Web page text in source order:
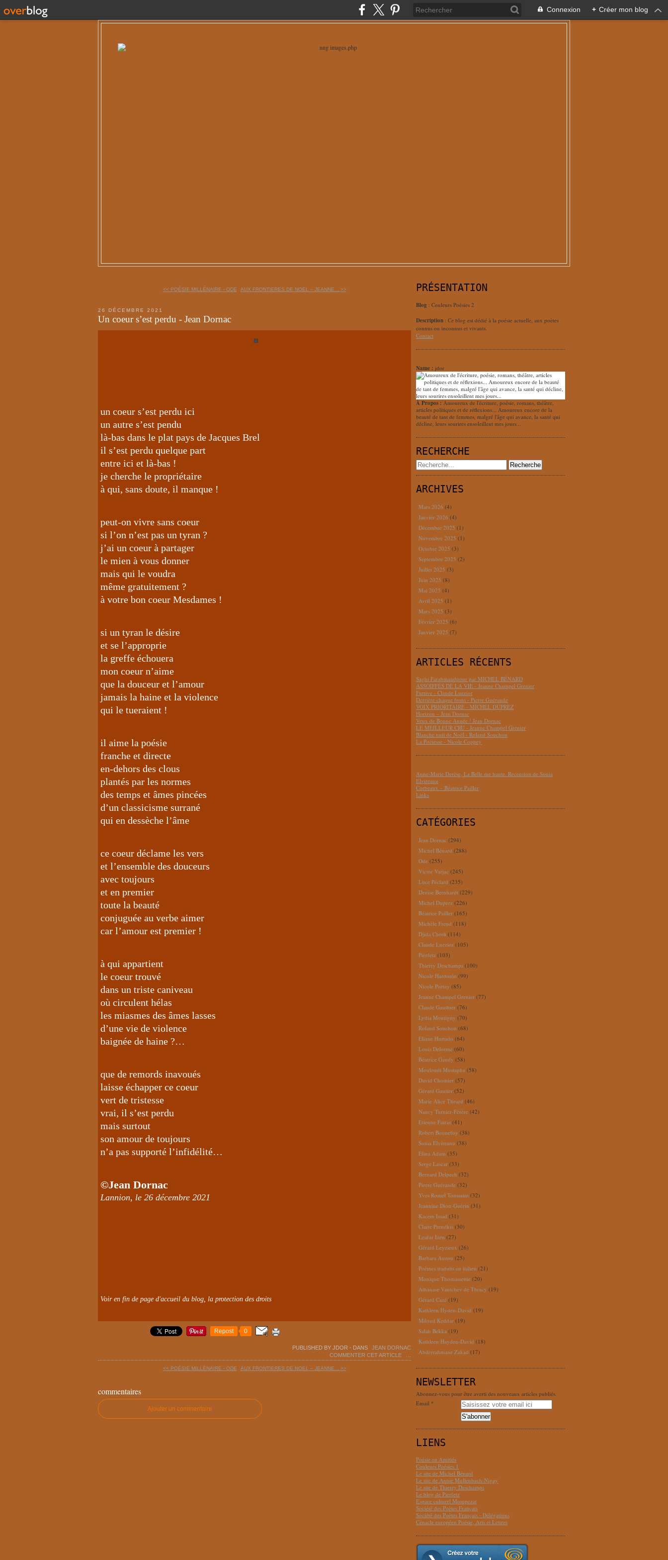
Connexion + Créer mon blog
<< POÉSIE MILLÉNAIRE - ODE AUX FRONTIERES DE NOEL – JEANNE... >>
26 DÉCEMBRE 2021
Un coeur s’est perdu - Jean Dornac
un coeur s’est perdu ici
un autre s’est pendu
là-bas dans le plat pays de Jacques Brel
il s’est perdu quelque part
entre ici et là-bas !
je cherche le propriétaire
à qui, sans doute, il manque !
peut-on vivre sans coeur
si l’on n’est pas un tyran ?
j’ai un coeur à partager
le mien à vous donner
mais qui le voudra
même gratuitement ?
à votre bon coeur Mesdames !
si un tyran le désire
et se l’approprie
la greffe échouera
mon coeur n’aime
que la douceur et l’amour
jamais la haine et la violence
qui le tueraient !
il aime la poésie
franche et directe
en-dehors des clous
plantés par les normes
des temps et âmes pincées
d’un classicisme surrané
qui en dessèche l’âme
ce coeur déclame les vers
et l’ensemble des douceurs
avec toujours
et en premier
toute la beauté
conjuguée au verbe aimer
car l’amour est premier !
à qui appartient
le coeur trouvé
dans un triste caniveau
où circulent hélas
les miasmes des âmes lasses
d’une vie de violence
baignée de haine ?…
que de remords inavoués
laisse échapper ce coeur
vert de tristesse
vrai, il s’est perdu
mais surtout
son amour de toujours
n’a pas supporté l’infidélité…
©Jean Dornac
Lannion, le 26 décembre 2021
Voir en fin de page d'accueil du blog, la protection des droits
Repost 0
PUBLISHED BY JDOR - DANS
JEAN DORNAC
COMMENTER CET ARTICLE
<< POÉSIE MILLÉNAIRE - ODE AUX FRONTIERES DE NOEL – JEANNE... >>
commentaires
Ajouter un commentaire
PRÉSENTATION
Blog : Couleurs Poésies 2
Description : Ce blog est dédié à la poésie actuelle, aux poètes
connus ou inconnus et vivants.
Contact
Name : jdor
À Propos : Amoureux de l'écriture, poésie, romans, théâtre,
articles politiques et de réflexions... Amoureux encore de la
beauté de tant de femmes, malgré l'âge qui avance, la santé qui
décline, leurs sourires ensoleillent mes jours...
RECHERCHE
ARCHIVES
Mars 2026 (4)
Janvier 2026 (4)
Décembre 2025 (1)
Novembre 2025 (1)
Octobre 2025 (3)
Septembre 2025 (2)
Juillet 2025 (3)
Juin 2025 (8)
Mai 2025 (4)
Avril 2025 (1)
Mars 2025 (3)
Février 2025 (6)
Janvier 2025 (7)
ARTICLES RÉCENTS
Saghi Farahmandpour par MICHEL BÉNARD
ASSOIFFÉS DE LA VIE - Jeanne Champel Grenier
Furtive - Claude Luezior
Derrière chaque front - Pierre Guérande
VOIX PRIORITAIRE - MICHEL DUPREZ
Horizon – Jean Dornac
Veux de Bonne Année ! Jean Dornac
LE MEILLEUR CRU - Jeanne Champel Grenier
Blanche nuit de Noël - Roland Souchon
La Poétesse - Nicole Coppey
Anne-Marie Derèse, La Belle me hante. Recension de Sonia
Elvireanu
Corbeaux – Béatrice Pailler
Links
CATÉGORIES
Jean Dornac (294)
Michel Bénard (288)
Ode (255)
Victor Varjac (245)
Luce Péclard (235)
Denise Bernhardt (229)
Michel Duprez (226)
Béatrice Pailler (165)
Michèle Freud (118)
Djida Cherfi (114)
Claude Luezior (105)
Pierfetz (103)
Thierry Deschamps (100)
Nicole Hardouin (99)
Nicole Portay (85)
Jeanne Champel Grenier (77)
Claude Gauthier (76)
Lydia Montigny (70)
Roland Souchon (68)
Eliane Hurtado (64)
Louis Delorme (60)
Béatrice Gaudy (58)
Mouloudi Mustapha (58)
David Chomier (57)
Gérard Gautier (52)
Marie Alice Theard (46)
Nancy Turnier-Férère (42)
Etienne Fatras (41)
Robert Bonnefoy (38)
Sonia Elvireanu (38)
Elina Adam (35)
Serge Lascar (33)
Bernard Delpech (32)
Pierre Guérande (32)
Yves Romel Toussaint (32)
Jeannine Dion-Guérin (31)
Kacem Issad (31)
Claire Prendkis (30)
Leafar Izen (27)
Gérard Leyzieux (26)
Barbara Auzou (25)
Poèmes traduits en italien (21)
Monique Thomassettie (20)
Athanase Vantchev de Thracy (19)
Gérard Cazé (19)
Kathleen Hyden-David (19)
Miloud Keddar (19)
Salah Bekka (19)
Kathleen Hayden-David (18)
Abderrahmane Zakad (17)
NEWSLETTER
Abonnez-vous pour être averti des nouveaux articles publiés.
Email
LIENS
Poésie en Amitiés
Couleurs Poésies 1
Le site de Michel Bénard
Le site de Annie Mullenbach-Nigay
Le site de Thierry Deschamps
Le blog de Pierfetz
Espace culturel Mompezat
Société des Poètes Français
Société des Poètes Français - Délégations
Cénacle européen Poésie, Arts et Lettres